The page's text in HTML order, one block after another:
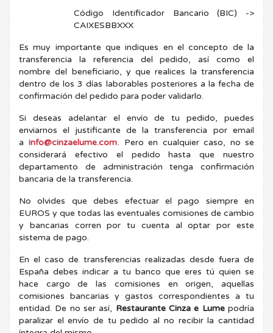
Código Identificador Bancario (BIC) ->
CAIXESBBXXX
Es muy importante que indiques en el concepto de la
transferencia la referencia del pedido, así como el
nombre del beneficiario, y que realices la transferencia
dentro de los 3 días laborables posteriores a la fecha de
confirmación del pedido para poder validarlo.
Si deseas adelantar el envío de tu pedido, puedes
enviarnos el justificante de la transferencia por email
a info@cinzaelume.com. Pero en cualquier caso, no se
considerará efectivo el pedido hasta que nuestro
departamento de administración tenga confirmación
bancaria de la transferencia.
No olvides que debes efectuar el pago siempre en
EUROS y que todas las eventuales comisiones de cambio
y bancarias corren por tu cuenta al optar por este
sistema de pago.
En el caso de transferencias realizadas desde fuera de
España debes indicar a tu banco que eres tú quien se
hace cargo de las comisiones en origen, aquellas
comisiones bancarias y gastos correspondientes a tu
entidad. De no ser así, Restaurante Cinza e Lumepodría
paralizar el envío de tu pedido al no recibir la cantidad